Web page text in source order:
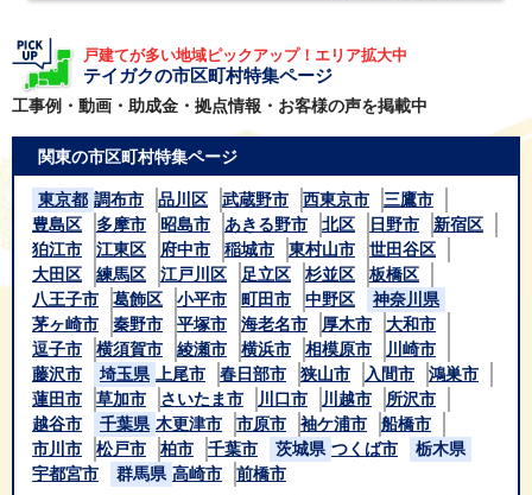
戸建てが多い地域ピックアップ！エリア拡大中
テイガクの市区町村特集ページ
工事例・動画・助成金・拠点情報・お客様の声を掲載中
関東の市区町村特集ページ
東京都 調布市 品川区 武蔵野市 西東京市
三鷹市
豊島区
多摩市 昭島市 あきる野市 北区 日野市
新宿区
狛江市
江東区 府中市 稲城市 東村山市
世田谷区
大田区
練馬区 江戸川区 足立区 杉並区
板橋区
八王子市
葛飾区 小平市 町田市 中野区
神奈川県
茅ヶ崎市
秦野市 平塚市 海老名市 厚木市
大和市
逗子市
横須賀市 綾瀬市 横浜市 相模原市
川崎市
藤沢市
埼玉県 上尾市 春日部市 狭山市 入間市
鴻巣市
蓮田市
草加市 さいたま市 川口市 川越市
所沢市
越谷市
千葉県 木更津市 市原市 袖ケ浦市
船橋市
市川市
松戸市 柏市 千葉市 茨城県 つくば市
栃木県
宇都宮市
群馬県 高崎市
前橋市